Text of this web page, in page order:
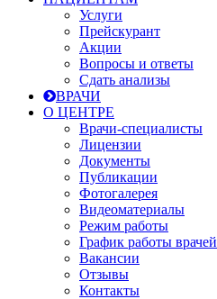
Услуги
Прейскурант
Акции
Вопросы и ответы
Сдать анализы
ВРАЧИ
О ЦЕНТРЕ
Врачи-специалисты
Лицензии
Документы
Публикации
Фотогалерея
Видеоматериалы
Режим работы
График работы врачей
Вакансии
Отзывы
Контакты